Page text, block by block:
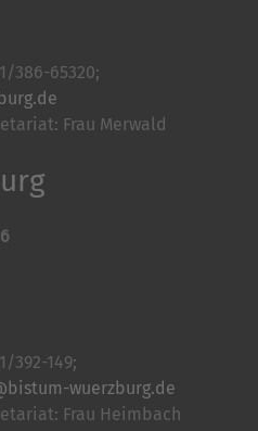
386-65320;
Frau Merwald
392-149;
wuerzburg.de
Frau Heimbach